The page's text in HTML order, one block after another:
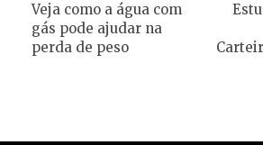
Veja como a água com
gás pode ajudar na
perda de peso